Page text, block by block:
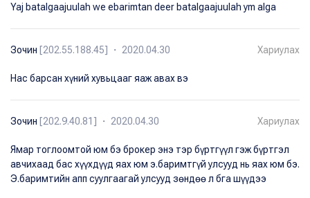
Yaj batalgaajuulah we ebarimtan deer batalgaajuulah ym alga
Зочин [202.55.188.45] ・ 2020.04.30 Хариулах
Нас барсан хүний хувьцааг яаж авах вэ
Зочин [202.9.40.81] ・ 2020.04.30 Хариулах
Ямар тоглоомтой юм бэ брокер энэ тэр бүртгүүл гэж бүртгэл
авчихаад бас хүүхдүүд яах юм э.баримтгүй улсууд нь яах юм бэ.
Э.баримтийн апп суулгаагай улсууд зөндөө л бга шүүдээ